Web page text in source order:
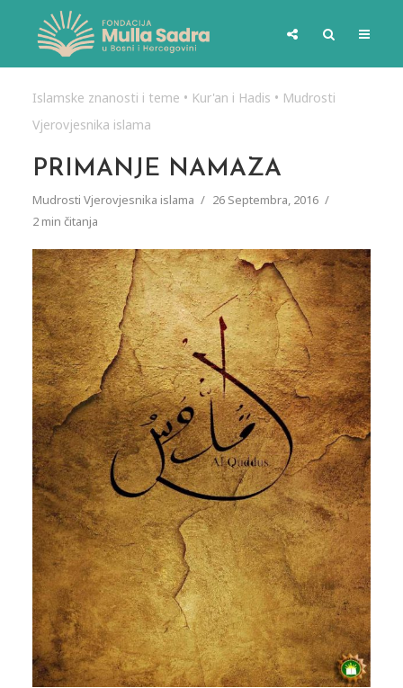
Islamske znanosti i teme • Kur'an i Hadis • Mudrosti
Vjerovjesnika islama
PRIMANJE NAMAZA
Mudrosti Vjerovjesnika islama
26 Septembra, 2016
2 min čitanja